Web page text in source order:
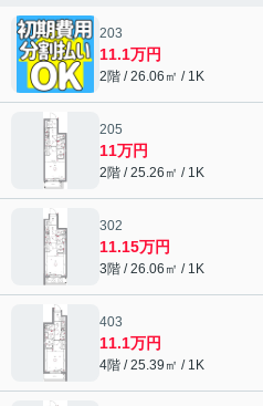
203
11.1万円
2階 / 26.06㎡ / 1K
205
11万円
2階 / 25.26㎡ / 1K
302
11.15万円
3階 / 26.06㎡ / 1K
403
11.1万円
4階 / 25.39㎡ / 1K